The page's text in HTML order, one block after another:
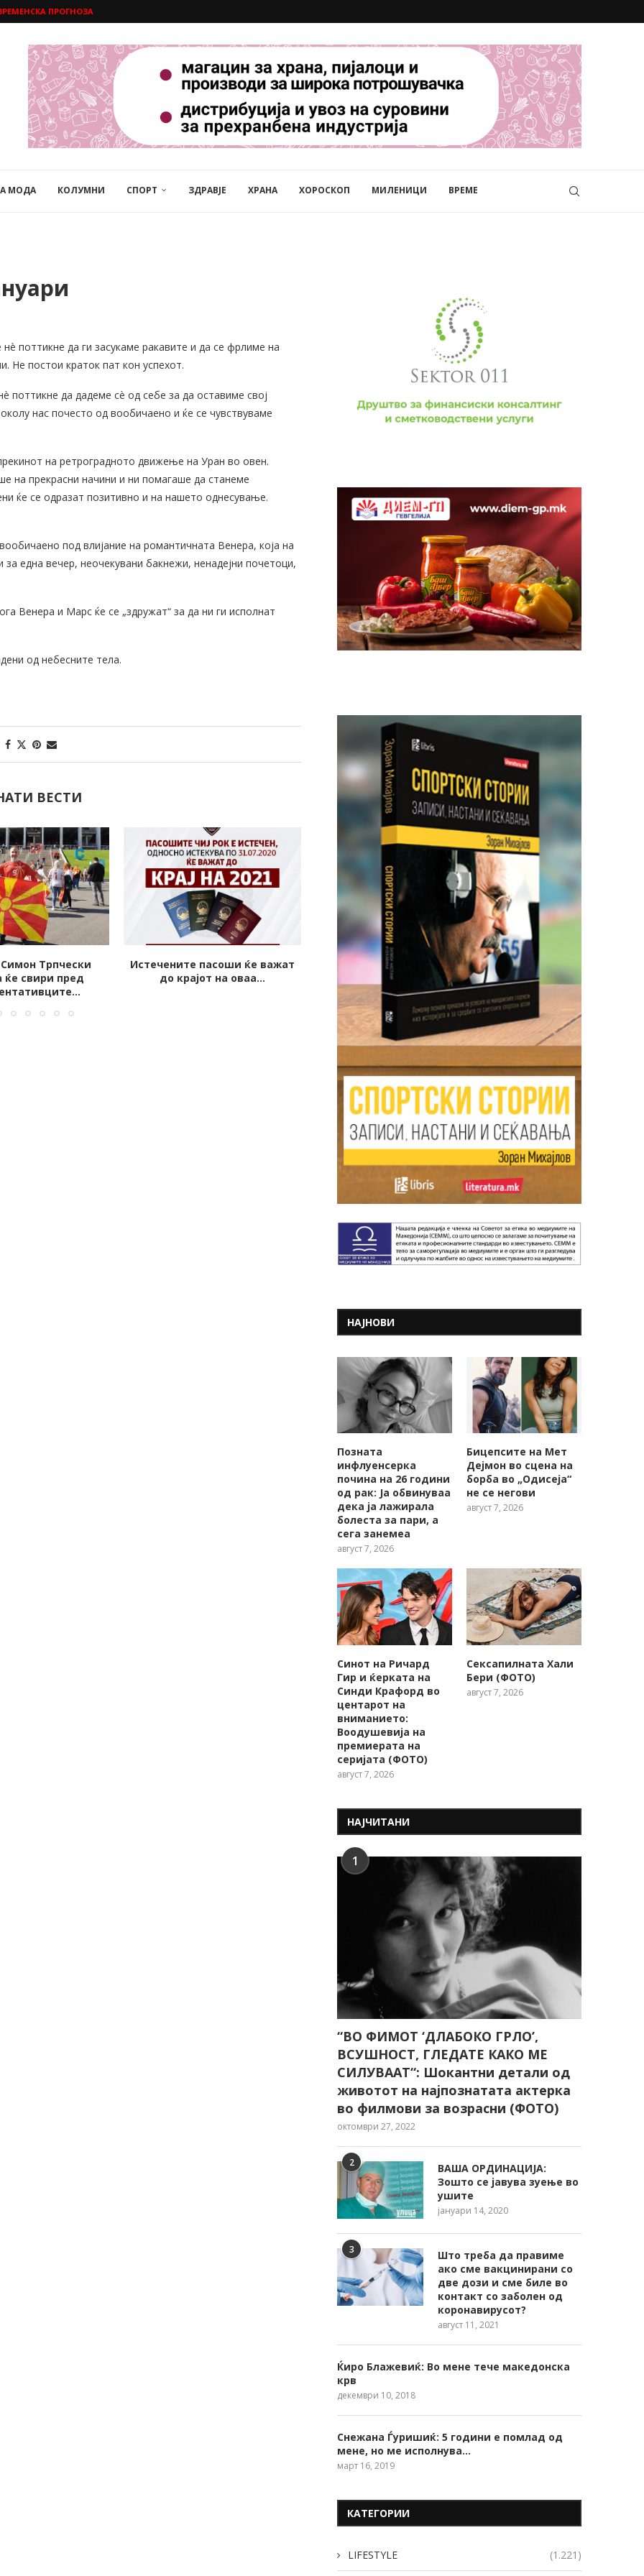
ПРОГНОЗА
МОДА КОЛУМНИ СПОРТ ЗДРАВЈЕ ХРАНА ХОРОСКОП МИЛЕНИЦИ ВРЕМЕ
поттикне да ги засукаме ракавите и да се фрлиме на
Не постои краток пат кон успехот.
да дадеме сè од себе за да оставиме свој
нас почесто од вообичаено и ќе се чувствуваме
на ретроградното движење на Уран во овен.
на прекрасни начини и ни помагаше да станеме
ќе се одразат позитивно и на нашето однесување.
под влијание на романтичната Венера, која на
една вечер, неочекувани бакнежи, ненадејни почетоци,
Венера и Марс ќе се „здружат“ за да ни ги исполнат
од небесните тела.
ВЕСТИ
пасоши ќе важат
на оваа...
Пристигнаа вакцините од
Грција
Почна делењето бесплатни
картички за патарина на
српските...
“СЕ СРАМАМ ОД
ГЛУПОСТИ“:
НАЈНОВИ
Позната
инфлуенсерка
почина на 26 години
од рак: Ја обвинуваа
дека ја лажирала
болеста за пари, а
сега занемеа
август 7, 2026
Бицепсите на Мет
Дејмон во сцена на
борба во „Одисеја“
не се негови
август 7, 2026
Синот на Ричард
Гир и ќерката на
Синди Крафорд во
центарот на
вниманието:
Воодушевија на
премиерата на
серијата (ФОТО)
август 7, 2026
Сексапилната Хали
Бери (ФОТО)
август 7, 2026
НАЈЧИТАНИ
1
“ВО ФИМОТ ‘ДЛАБОКО ГРЛО’,
ВСУШНОСТ, ГЛЕДАТЕ КАКО МЕ
СИЛУВААТ“: Шокантни детали од
животот на најпознатата актерка
во филмови за возрасни (ФОТО)
октомври 27, 2022
2
ВАША ОРДИНАЦИЈА:
Зошто се јавува зуење во
ушите
јануари 14, 2020
3
Што треба да правиме
ако сме вакцинирани со
две дози и сме биле во
контакт со заболен од
коронавирусот?
август 11, 2021
Ќиро Блажевиќ: Во мене тече македонска
крв
декември 10, 2018
Снежана Ѓуришиќ: 5 години е помлад од
мене, но ме исполнува…
март 16, 2019
КАТЕГОРИИ
LIFESTYLE (1.221)